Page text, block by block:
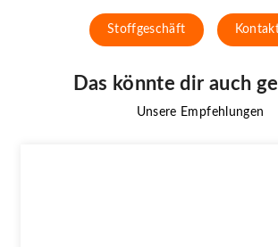
Stoffgeschäft
Das könnte dir auch
Unsere Empfehlungen